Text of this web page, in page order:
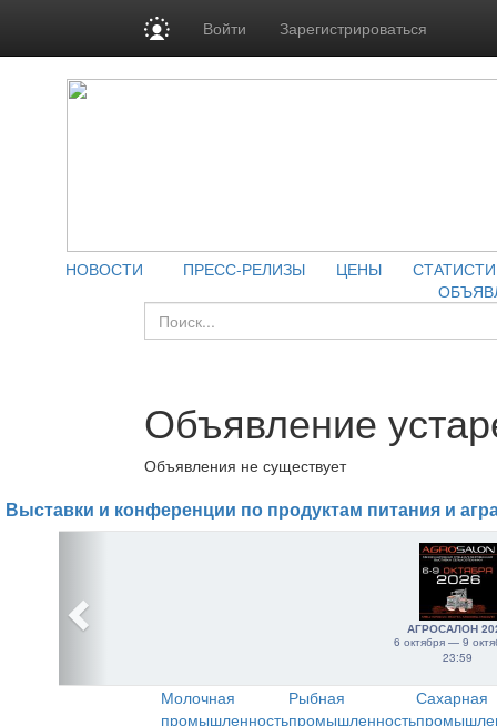
Войти Зарегистрироваться
НОВОСТИ ПРЕСС-РЕЛИЗЫ ЦЕНЫ
Объявление
Объявления не существует
Выставки и конференции по продуктам питания и
АГРОСАЛОН
6 октября — 9
23:59
Молочная
промышленность
Рыбная
промышленность
Сахарная